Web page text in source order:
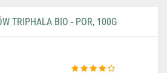
TRIPHALA BIO - POR, 100G